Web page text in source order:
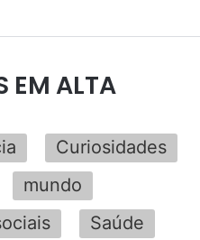
EM ALTA
Curiosidades
mundo
Saúde